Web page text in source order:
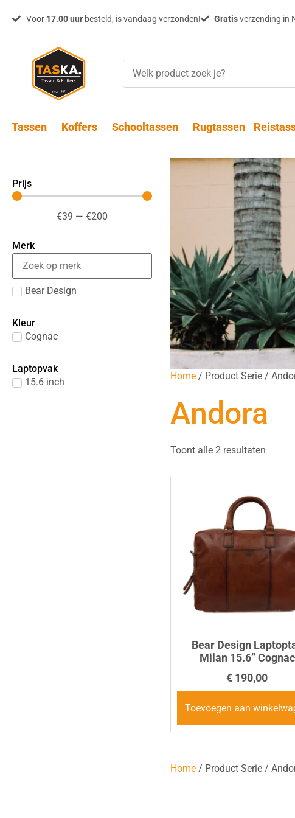
Voor 17.00 uurbesteld, is vandaag verzonden! Gratisverzending in
Tassen Koffers Schooltassen Rugtassen
Prijs
€39 — €200
Merk
Bear Design
Kleur
Cognac
Laptopvak
15.6 inch
Home / Product Serie /
Andora
Toont alle 2 resultaten
Bear Design
Milan 15.6” Cognac
€ 190,00
Toevoegen aan
Home / Product Serie /